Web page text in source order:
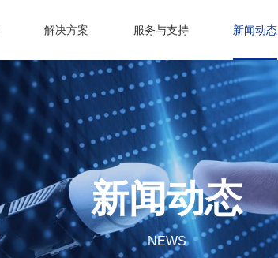
解决方案 服务与支持 新闻动态
新闻动态
NEWS